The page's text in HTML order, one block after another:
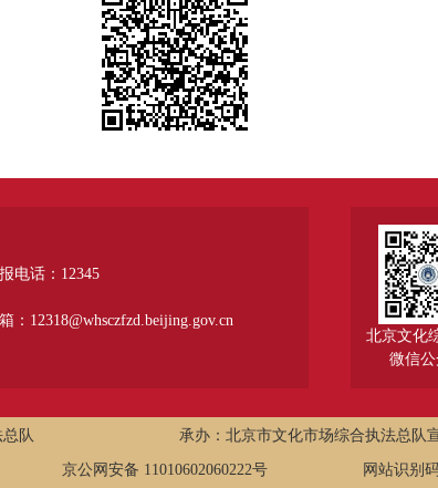
电话：12345
：12318@whsczfzd.beijing.gov.cn
北京文化
微信
队 承办：北京市文化市场综合执法总队
京公网安备 11010602060222号 网站识别